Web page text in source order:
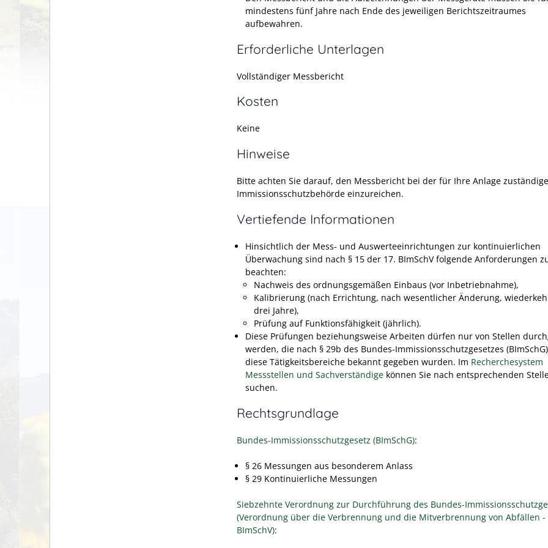
mindestens fünf Jahre nach Ende des jeweiligen Berichtszeitraumes
aufbewahren.
Erforderliche Unterlagen
Vollständiger Messbericht
Kosten
Keine
Hinweise
Bitte achten Sie darauf, den Messbericht bei der für Ihre Anlage
Immissionsschutzbehörde einzureichen.
Vertiefende Informationen
Hinsichtlich der Mess- und Auswerteeinrichtungen zur kontinuierlichen
Überwachung sind nach § 15 der 17. BImSchV folgende Anforderungen
beachten:
Nachweis des ordnungsgemäßen Einbaus (vor Inbetriebnahme),
Kalibrierung (nach Errichtung, nach wesentlicher Änderung,
drei Jahre),
Prüfung auf Funktionsfähigkeit (jährlich).
Diese Prüfungen beziehungsweise Arbeiten dürfen nur von Stellen
werden, die nach § 29b des Bundes-Immissionsschutzgesetzes
diese Tätigkeitsbereiche bekannt gegeben wurden. Im Recherchesystem
Messstellen und Sachverständige können Sie nach entsprechenden
suchen.
Rechtsgrundlage
Bundes-Immissionsschutzgesetz (BImSchG):
§ 26 Messungen aus besonderem Anlass
§ 29 Kontinuierliche Messungen
Siebzehnte Verordnung zur Durchführung des Bundes-
(Verordnung über die Verbrennung und die Mitverbrennung von Abfällen -
BImSchV):